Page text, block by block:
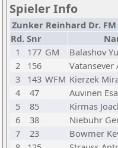
Spieler Info
Zunker Reinhard Dr. FM
Rd. Snr
1
177 GM Balashov
2
156 Vatansever
3
143 WFM Kierzek
4
47 Auvinen Esa
5
85 Kirmas
6
38 Niebuhr
7
23 Bowmer